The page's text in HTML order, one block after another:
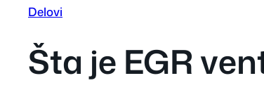
Delovi
Šta je EGR